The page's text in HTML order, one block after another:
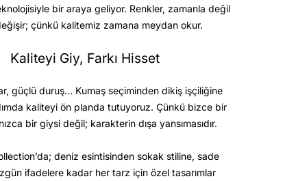
bir araya geliyor. Renkler, zamanla değil
çünkü kalitemiz zamana meydan okur.
Kaliteyi Giy, Farkı Hisset
güçlü duruş… Kumaş seçiminden dikiş işçiliğine
kaliteyi ön planda tutuyoruz. Çünkü bizce bir
bir giysi değil; karakterin dışa yansımasıdır.
deniz esintisinden sokak stiline, sade
ifadelere kadar her tarz için özel tasarımlar